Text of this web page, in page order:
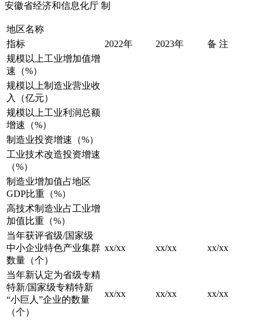
安徽省经济和信息化厅 制
地区名称
指标
2022年 2023年
备 注
规模以上工业增加值增
速（%）
规模以上制造业营业收
入（亿元）
规模以上工业利润总额
增速（%）
制造业投资增速（%）
工业技术改造投资增速
（%）
制造业增加值占地区
GDP比重（%）
高技术制造业占工业增
加值比重（%）
当年获评省级/国家级
中小企业特色产业集群
数量（个）
xx/xx xx/xx xx/xx
当年新认定为省级专精
特新/国家级专精特新
“小巨人”企业的数量
（个）
xx/xx xx/xx xx/xx